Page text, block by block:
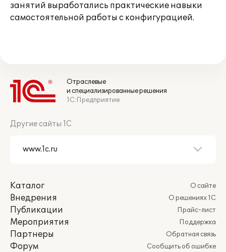
занятий выработались практические навыки
самостоятельной работы с конфигурацией.
Отраслевые
и специализированные решения
1С:Предприятие
Другие сайты 1С
Каталог
Внедрения
Публикации
Мероприятия
Партнеры
Форум
О сайте
О решениях 1С
Прайс-лист
Поддержка
Обратная связь
Сообщить об ошибке